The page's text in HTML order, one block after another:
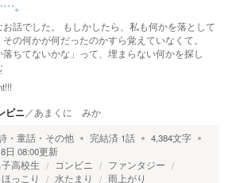
。
お話でした。 もしかしたら、私も何かを落として
の何かが何だったのかすら覚えていなくて。
落ちてないかな」って、埋まらない何かを探し
ビニ／あまくに みか
・童話・その他 完結済 1話 4,384文字
日 08:00更新
子高校生 コンビニ
ファンタジー
ほっこり 水たまり 雨上がり